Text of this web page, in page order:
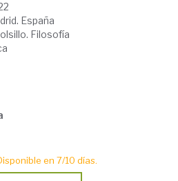
España
Filosofía
en 7/10 días.